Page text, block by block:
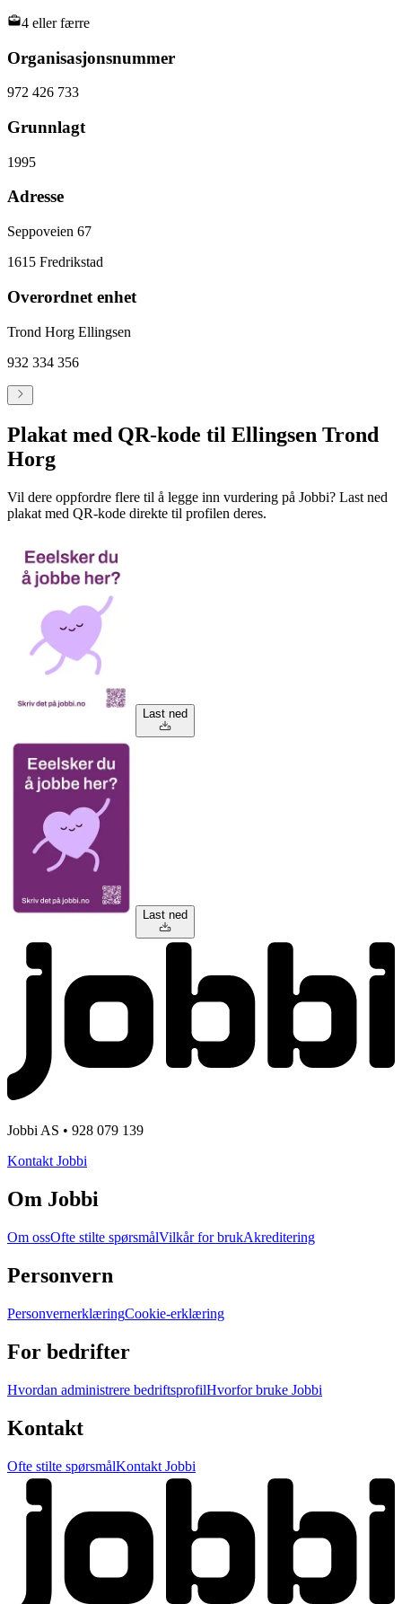
4 eller færre
Organisasjonsnummer
972 426 733
Grunnlagt
1995
Adresse
Seppoveien 67
1615 Fredrikstad
Overordnet enhet
Trond Horg Ellingsen
932 334 356
Plakat med QR-kode til Ellingsen Trond
Horg
Vil dere oppfordre flere til å legge inn vurdering på Jobbi? Last ned
plakat med QR-kode direkte til profilen deres.
Last ned
Last ned
Jobbi AS • 928 079 139
Kontakt Jobbi
Om Jobbi
Om ossOfte stilte spørsmålVilkår for brukAkreditering
Personvern
PersonvernerklæringCookie-erklæring
For bedrifter
Hvordan administrere bedriftsprofilHvorfor bruke Jobbi
Kontakt
Ofte stilte spørsmålKontakt Jobbi